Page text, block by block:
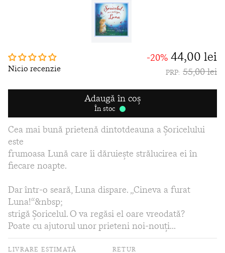
Nicio recenzie
-20% 44,00 lei
PRP: 55,00 lei
Adaugă în coș
În stoc
Cea mai bună prietenă dintotdeauna a Șoricelului
este
frumoasa Lună care îi dăruiește strălucirea ei în
fiecare noapte.
Dar într-o seară, Luna dispare. „Cineva a furat
Luna!“&nbsp;
strigă Șoricelul. O va regăsi el oare vreodată?
Poate cu ajutorul unor prieteni noi-nouți...
LIVRARE ESTIMATĂ RETUR